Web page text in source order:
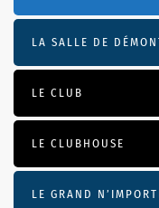
LA SALLE DE
LE CLUB
LE CLUBHOUSE
LE GRAND